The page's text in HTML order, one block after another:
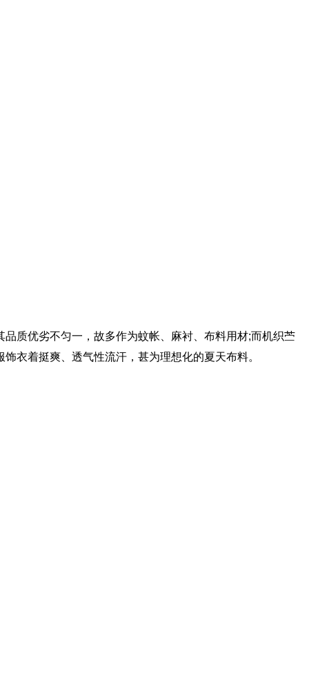
质优劣不匀一，故多作为蚊帐、麻衬、布料用材;而机织苎
衣着挺爽、透气性流汗，甚为理想化的夏天布料。